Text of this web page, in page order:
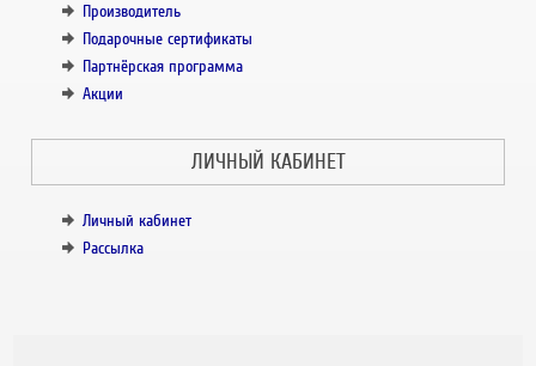
Производитель
Подарочные сертификаты
Партнёрская программа
Акции
ЛИЧНЫЙ КАБИНЕТ
Личный кабинет
Рассылка